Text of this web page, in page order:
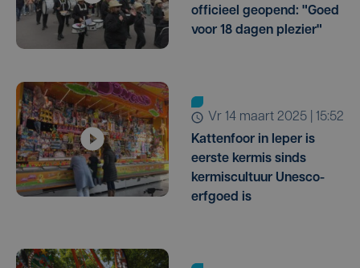
officieel geopend: "Goed
voor 18 dagen plezier"
vr 14 maart 2025 | 15:52
Kattenfoor in Ieper is
eerste kermis sinds
kermiscultuur Unesco-
erfgoed is